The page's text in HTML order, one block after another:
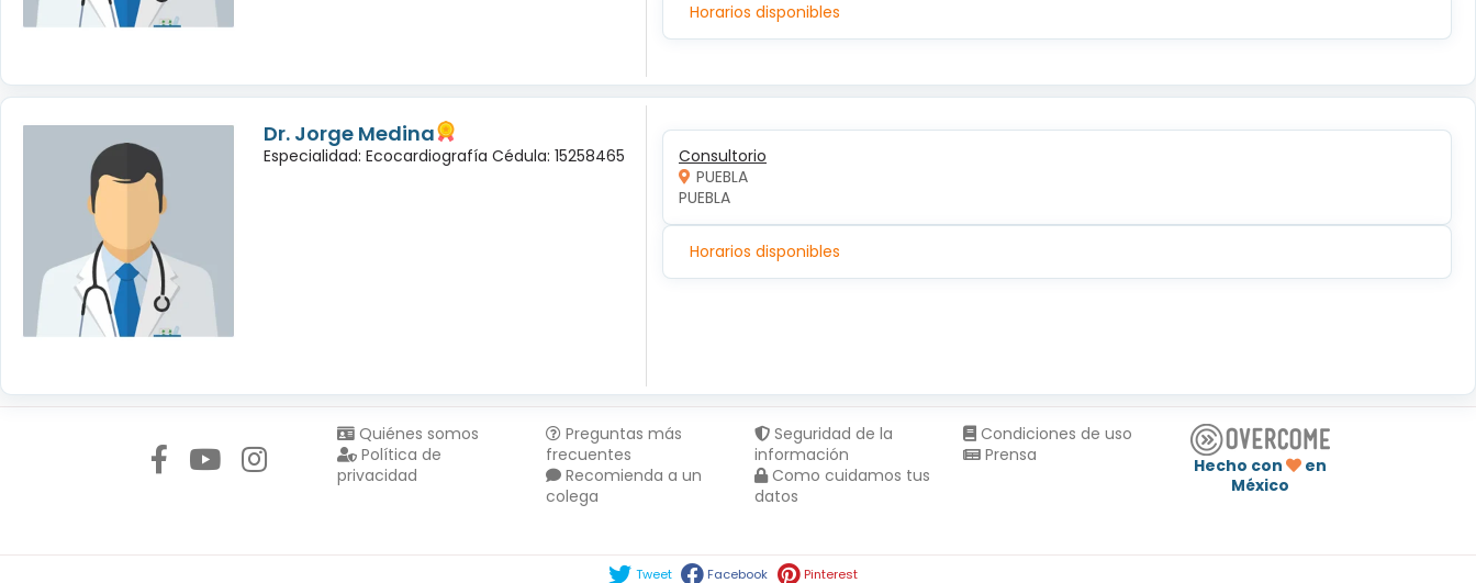
Horarios disponibles
Dr. Jorge Medina
Especialidad: Ecocardiografía Cédula: 15258465
Consultorio
PUEBLA
PUEBLA
Horarios disponibles
Quiénes somos
Política de
privacidad
Preguntas más
frecuentes
Recomienda a un
colega
Seguridad de la
información
Como cuidamos tus
datos
Condiciones de uso
Prensa
Hecho con
en
México
Tweet Facebook Pinterest